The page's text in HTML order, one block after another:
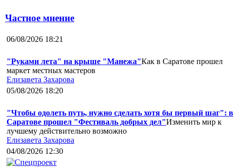
Частное мнение
06/08/2026 18:21
"Руками лета" на крыше "Манежа"Как в Саратове прошел
маркет местных мастеров
Елизавета Захарова
05/08/2026 18:20
"Чтобы одолеть путь, нужно сделать хотя бы первый шаг": в
Саратове прошел "Фестиваль добрых дел"Изменить мир к
лучшему действительно возможно
Елизавета Захарова
04/08/2026 12:30